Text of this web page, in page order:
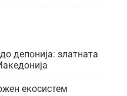
депонија: златната
екосистем